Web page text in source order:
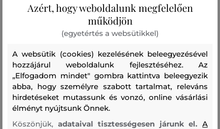
ING DIESEL S-IX SHIRT
122 990 Ft
86 090 Ft
Elérhető méretek:
52
AKCIÓ -30%
ING WOOLRICH SUMMER CHECK
WARREN SHIRT
58 990 Ft
41 290 Ft
M L, XL
Azért, hogy weboldalunk megfelelően
működjön
(egyetértés a websütikkel)
A websütik (cookies) kezelésének beleegyezésével
hozzájárul weboldalunk fejlesztéséhez. Az
„Elfogadom mindet" gombra kattintva beleegyezik
abba, hogy személyre szabott tartalmat, releváns
hirdetéseket mutassunk és vonzó, online vásárlási
élményt nyújtsunk Önnek.
Köszönjük, adataival tisztességesen járunk el.A